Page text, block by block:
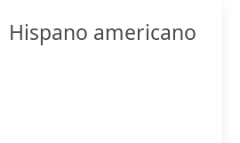
Hispano americano